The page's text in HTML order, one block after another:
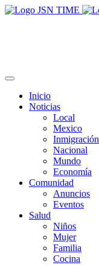
Inicio
Noticias
Local
Mexico
Inmigración
Nacional
Mundo
Economía
Comunidad
Anuncios
Eventos
Salud
Niños
Mujer
Familia
Cocina